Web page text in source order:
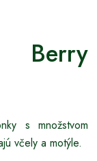
Berry
s množstvom
včely a motýle.